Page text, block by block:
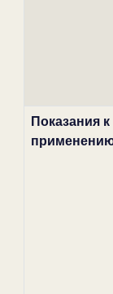
Показания к